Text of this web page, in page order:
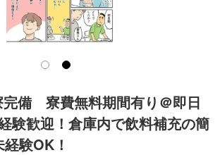
完備 寮費無料期間有り＠即日
験歓迎！倉庫内で飲料補充の簡
験OK！